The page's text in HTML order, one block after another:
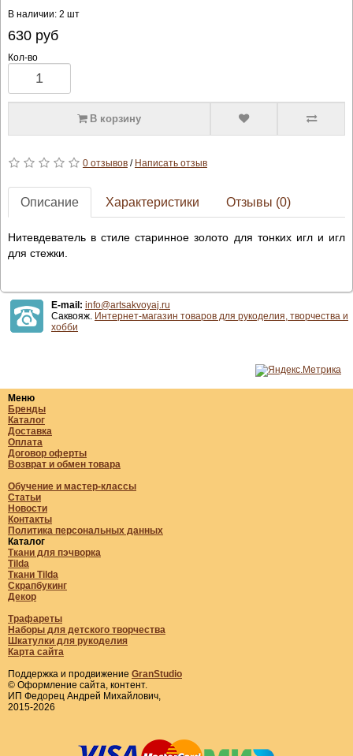
В наличии: 2 шт
630руб
Кол-во
В корзину
0 отзывов/ Написать отзыв
Описание Характеристики Отзывы (0)
Нитевдеватель в стиле старинное золото для тонких игл и игл
для стежки.
E-mail: info@artsakvoyaj.ru
Саквояж. Интернет-магазин товаров для рукоделия, творчества и
хобби
Меню
Бренды
Каталог
Доставка
Оплата
Договор оферты
Возврат и обмен товара
Обучение и мастер-классы
Статьи
Новости
Контакты
Политика персональных данных
Каталог
Ткани для пэчворка
Tilda
Ткани Tilda
Скрапбукинг
Декор
Трафареты
Наборы для детского творчества
Шкатулки для рукоделия
Карта сайта
Поддержка и продвижение GranStudio
© Оформление сайта, контент.
ИП Федорец Андрей Михайлович,
2015-2026